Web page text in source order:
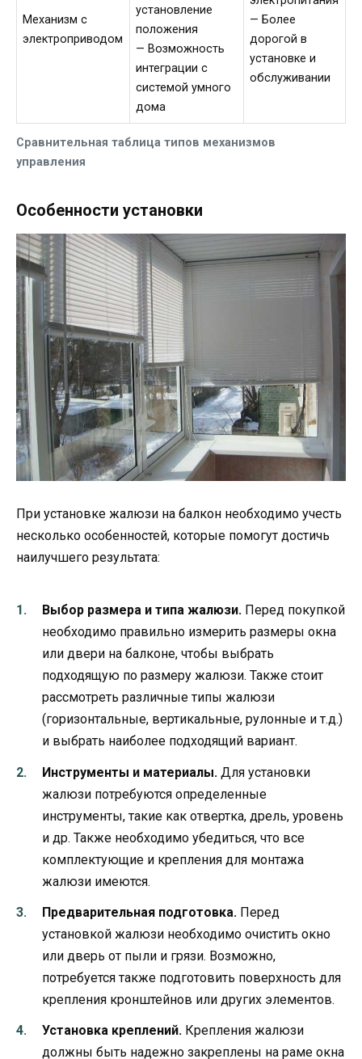
Сравнительная таблица типов механизмов
управления
Механизм с
электроприводом
установление
положения
— Возможность
интеграции с
системой умного
дома
— Более
дорогой в
установке и
обслуживании
Особенности установки
При установке жалюзи на балкон необходимо учесть
несколько особенностей, которые помогут достичь
наилучшего результата:
Выбор размера и типа жалюзи. Перед покупкой
необходимо правильно измерить размеры окна
или двери на балконе, чтобы выбрать
подходящую по размеру жалюзи. Также стоит
рассмотреть различные типы жалюзи
(горизонтальные, вертикальные, рулонные и т.д.)
и выбрать наиболее подходящий вариант.
Инструменты и материалы. Для установки
жалюзи потребуются определенные
инструменты, такие как отвертка, дрель, уровень
и др. Также необходимо убедиться, что все
комплектующие и крепления для монтажа
жалюзи имеются.
Предварительная подготовка. Перед
установкой жалюзи необходимо очистить окно
или дверь от пыли и грязи. Возможно,
потребуется также подготовить поверхность для
крепления кронштейнов или других элементов.
Установка креплений. Крепления жалюзи
должны быть надежно закреплены на раме окна